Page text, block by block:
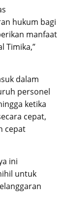
hukum bagi
manfaat
Timika,”
dalam
personel
ketika
cepat,
cepat
ini
untuk